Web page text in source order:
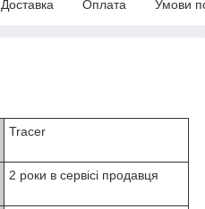
Доставка Оплата Умови
Tracer
2 роки в сервісі продавця